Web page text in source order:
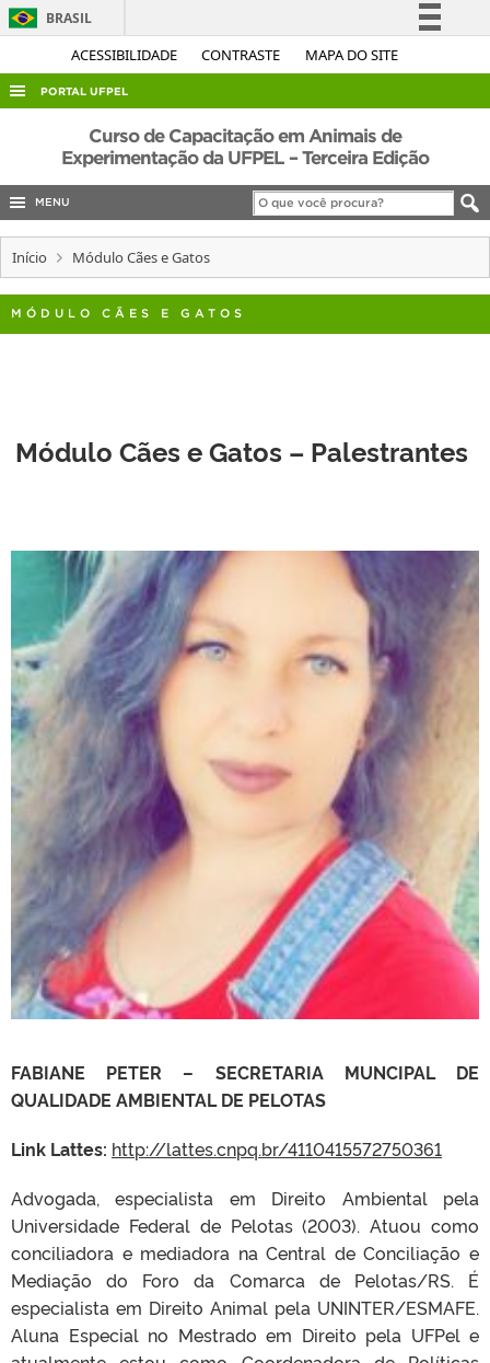
ACESSIBILIDADE CONTRASTE MAPA DO SITE
BRASIL
Simplifique!
Acesso à informação
Legislação
Canais
PORTAL UFPEL
ACESSO À INFORMAÇÃO
AUDITORIA
COBALTO
CONCURSOS
EDITAIS
INTERNACIONAL
Curso de Capacitação em Animais de
Experimentação da UFPEL – Terceira Edição
MENU
Início Módulo Cães e Gatos
MÓDULO CÃES E GATOS
Módulo Cães e Gatos – Palestrantes
FABIANE PETER – SECRETARIA MUNCIPAL DE
QUALIDADE AMBIENTAL DE PELOTAS
Link Lattes: http://lattes.cnpq.br/4110415572750361
Advogada, especialista em Direito Ambiental pela
Universidade Federal de Pelotas (2003). Atuou como
conciliadora e mediadora na Central de Conciliação e
Mediação do Foro da Comarca de Pelotas/RS. É
especialista em Direito Animal pela UNINTER/ESMAFE.
Aluna Especial no Mestrado em Direito pela UFPel e